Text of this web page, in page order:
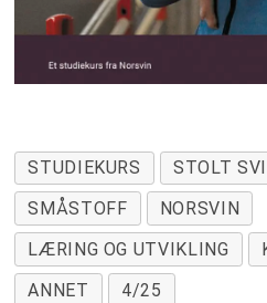
STUDIEKURS
STOLT
SMÅSTOFF
NORSVIN
LÆRING OG UTVIKLING
ANNET
4/25